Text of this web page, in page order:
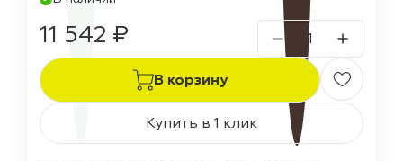
11 542 ₽
В корзину
Купить в 1 клик